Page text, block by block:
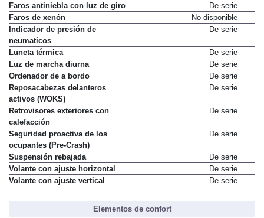
Faros antiniebla con luz de giro
De serie
Faros de xenón
No disponible
Indicador de presión de
neumaticos
De serie
Luneta térmica
De serie
Luz de marcha diurna
De serie
Ordenador de a bordo
De serie
Reposacabezas delanteros
activos (WOKS)
De serie
Retrovisores exteriores con
calefacción
De serie
Seguridad proactiva de los
ocupantes (Pre-Crash)
De serie
Suspensión rebajada
De serie
Volante con ajuste horizontal
De serie
Volante con ajuste vertical
De serie
Elementos de confort